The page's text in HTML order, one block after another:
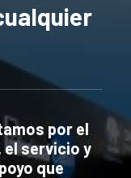
por el
servicio y
que